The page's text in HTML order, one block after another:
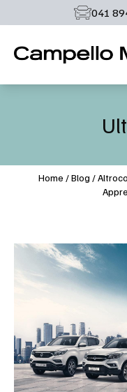
‭041
Home /Blog /